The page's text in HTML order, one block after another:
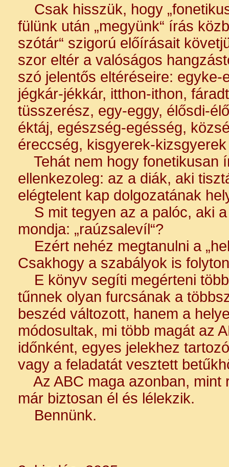
Csak hisszük, hogy
fülünk után „megyünk“ írás
szótár“ szigorú előírásait
szor eltér a valóságos
szó jelentős eltéréseire:
jégkár-jékkár, itthon-ithon,
tüsszerész, egy-eggy, élősdi-
éktáj, egészség-egésség,
éreccség, kisgyerek-
Tehát nem hogy fonetikusan
ellenkezoleg: az a diák, aki
elégtelent kap dolgozatának
S mit tegyen az a palóc, aki a
mondja: „raúzsalevíl“?
Ezért nehéz megtanulni a
Csakhogy a szabályok is
E könyv segíti megérteni
tűnnek olyan furcsának a
beszéd változott, hanem a
módosultak, mi több magát az
időnként, egyes jelekhez
vagy a feladatát vesztett
Az ABC maga azonban, mint
már biztosan él és lélekzik.
Bennünk.